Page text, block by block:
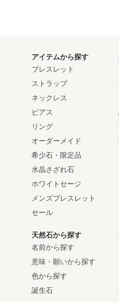
アイテムから探す
ブレスレット
ストラップ
ネックレス
ピアス
リング
オーダーメイド
希少石・限定品
水晶さざれ石
ホワイトセージ
メンズブレスレット
セール
天然石から探す
名前から探す
意味・願いから探す
色から探す
誕生石